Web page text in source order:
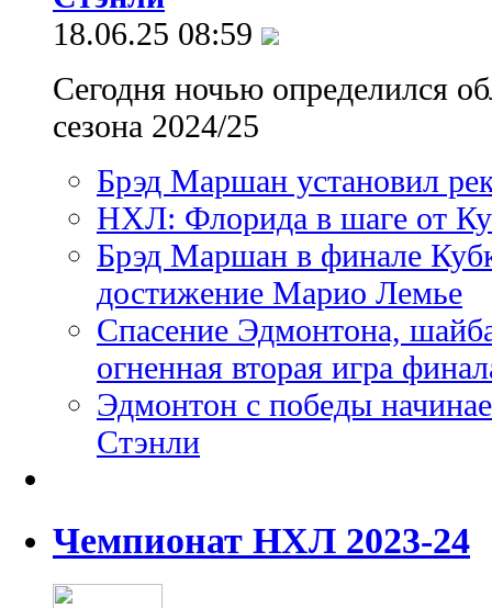
18.06.25 08:59
Сегодня ночью определился
сезона 2024/25
Брэд Маршан установил
НХЛ: Флорида в шаге от
Брэд Маршан в финале
достижение Марио Лемье
Спасение Эдмонтона,
огненная вторая игра
Эдмонтон с победы
Стэнли
Чемпионат НХЛ 2023-24